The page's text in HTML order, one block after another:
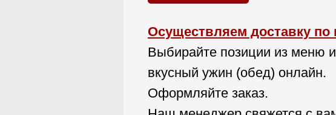
Осуществляем доставку по
Выбирайте позиции из меню
вкусный ужин (обед) онлайн.
Оформляйте заказ.